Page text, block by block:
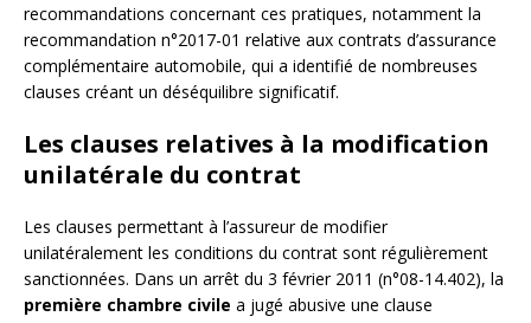
recommandations concernant ces pratiques, notamment la
recommandation n°2017-01 relative aux contrats d’assurance
complémentaire automobile, qui a identifié de nombreuses
clauses créant un déséquilibre significatif.
Les clauses relatives à la modification
unilatérale du contrat
Les clauses permettant à l’assureur de modifier
unilatéralement les conditions du contrat sont régulièrement
sanctionnées. Dans un arrêt du 3 février 2011 (n°08-14.402), la
première chambre civile a jugé abusive une clause